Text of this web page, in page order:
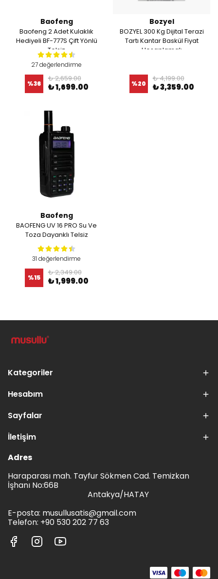
Baofeng
Baofeng 2 Adet Kulaklık
Hediyeli BF-777S Çift Yönlü
Telsiz
27 değerlendirme
%36
₺ 2,659.00
₺ 1,699.00
Bozyel
BOZYEL 300 Kg Dijital Terazi
Tartı Kantar Baskül Fiyat
Hesaplamalı
%20
₺ 4,199.00
₺ 3,359.00
Baofeng
BAOFENG UV 16 PRO Su Ve
Toza Dayanklı Telsiz
31 değerlendirme
%15
₺ 2,349.00
₺ 1,999.00
Kategoriler
Hesabım
Sayfalar
İletişim
Adres
Haraparası mah. Tayfur Sökmen Cad. Temizkan
İşhanı No:66B
Antakya/HATAY
E-posta: musullusatis@gmail.com
Telefon: +90 530 202 77 63